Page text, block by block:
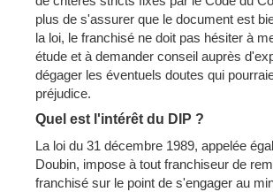
plus de s'assurer que le document est
la loi, le franchisé ne doit pas hésiter à
étude et à demander conseil auprès
dégager les éventuels doutes qui
préjudice.
Quel est l'intérêt du DIP ?
La loi du 31 décembre 1989, appelée
Doubin, impose à tout franchiseur de
franchisé sur le point de s'engager au